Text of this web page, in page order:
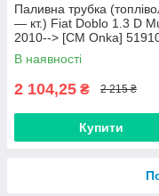
Паливна трубка
— кт.) Fiat Doblo 1.3 D
2010--> [CM Onka]
В наявності
2 104,25 ₴ 2 215 ₴
Купити